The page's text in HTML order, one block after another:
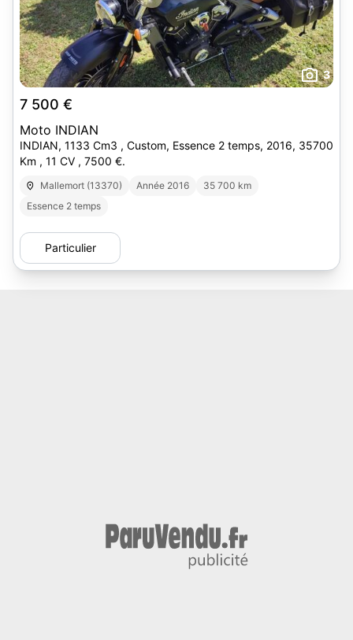
3
7 500 €
Moto INDIAN
INDIAN, 1133 Cm3 , Custom, Essence 2 temps, 2016, 35700
Km , 11 CV , 7500 €.
Mallemort (13370) Année 2016
35 700 km
Essence 2 temps
Particulier